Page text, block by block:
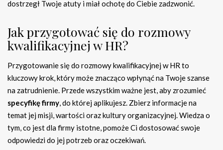
dostrzegł Twoje atuty i miał ochotę do Ciebie zadzwonić.
Jak przygotować się do rozmowy
kwalifikacyjnej w HR?
Przygotowanie się do rozmowy kwalifikacyjnej w HR to
kluczowy krok, który może znacząco wpłynąć na Twoje szanse
na zatrudnienie. Przede wszystkim ważne jest, aby zrozumieć
specyfikę firmy, do której aplikujesz. Zbierz informacje na
temat jej misji, wartości oraz kultury organizacyjnej. Wiedza o
tym, co jest dla firmy istotne, pomoże Ci dostosować swoje
odpowiedzi do jej potrzeb oraz oczekiwań.